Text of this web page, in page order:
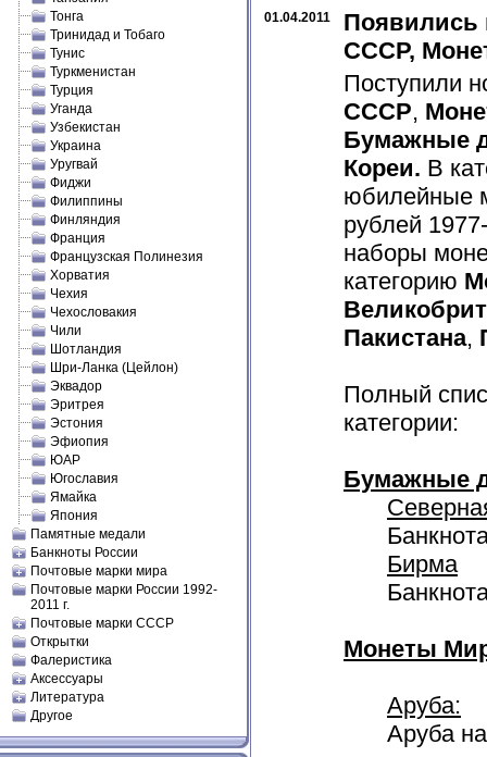
Тонга
Тринидад и Тобаго
Тунис
Туркменистан
Турция
Уганда
Узбекистан
Украина
Уругвай
Фиджи
Филиппины
Финляндия
Франция
Французская Полинезия
Хорватия
Чехия
Чехословакия
Чили
Шотландия
Шри-Ланка (Цейлон)
Эквадор
Эритрея
Эстония
Эфиопия
ЮАР
Югославия
Ямайка
Япония
Памятные медали
Банкноты России
Почтовые марки мира
Почтовые марки России 1992-
2011 г.
Почтовые марки СССР
Открытки
Фалеристика
Аксессуары
Литература
Другое
01.04.2011
Появились
СССР,
Поступили
СССР,
Бумажные
Кореи. В
юбилейные
рублей
наборы
категорию
Пакистана,
Полный
категории:
Бумажные
Бирма
Монеты
Аруба:
Аруба